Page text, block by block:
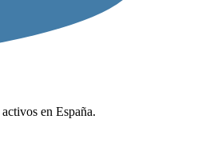
en España.